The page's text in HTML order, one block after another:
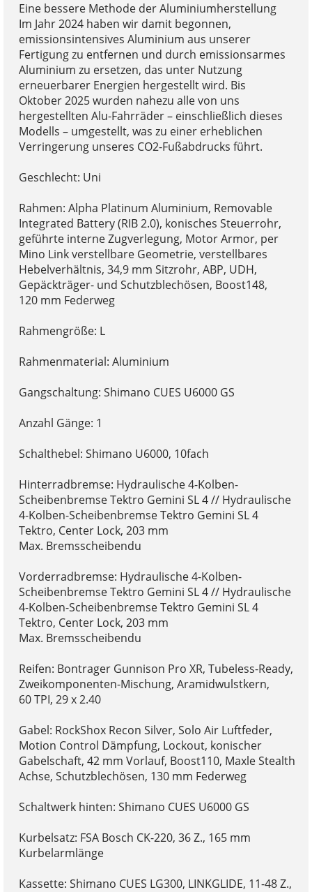
Eine bessere Methode der Aluminiumherstellung
Im Jahr 2024 haben wir damit begonnen,
emissionsintensives Aluminium aus unserer
Fertigung zu entfernen und durch emissionsarmes
Aluminium zu ersetzen, das unter Nutzung
erneuerbarer Energien hergestellt wird. Bis
Oktober 2025 wurden nahezu alle von uns
hergestellten Alu-Fahrräder – einschließlich dieses
Modells – umgestellt, was zu einer erheblichen
Verringerung unseres CO2-Fußabdrucks führt.
Geschlecht: Uni
Rahmen: Alpha Platinum Aluminium, Removable
Integrated Battery (RIB 2.0), konisches Steuerrohr,
geführte interne Zugverlegung, Motor Armor, per
Mino Link verstellbare Geometrie, verstellbares
Hebelverhältnis, 34,9 mm Sitzrohr, ABP, UDH,
Gepäckträger- und Schutzblechösen, Boost148,
120 mm Federweg
Rahmengröße: L
Rahmenmaterial: Aluminium
Gangschaltung: Shimano CUES U6000 GS
Anzahl Gänge: 1
Schalthebel: Shimano U6000, 10fach
Hinterradbremse: Hydraulische 4-Kolben-
Scheibenbremse Tektro Gemini SL 4 // Hydraulische
4-Kolben-Scheibenbremse Tektro Gemini SL 4
Tektro, Center Lock, 203 mm
Max. Bremsscheibendu
Vorderradbremse: Hydraulische 4-Kolben-
Scheibenbremse Tektro Gemini SL 4 // Hydraulische
4-Kolben-Scheibenbremse Tektro Gemini SL 4
Tektro, Center Lock, 203 mm
Max. Bremsscheibendu
Reifen: Bontrager Gunnison Pro XR, Tubeless-Ready,
Zweikomponenten-Mischung, Aramidwulstkern,
60 TPI, 29 x 2.40
Gabel: RockShox Recon Silver, Solo Air Luftfeder,
Motion Control Dämpfung, Lockout, konischer
Gabelschaft, 42 mm Vorlauf, Boost110, Maxle Stealth
Achse, Schutzblechösen, 130 mm Federweg
Schaltwerk hinten: Shimano CUES U6000 GS
Kurbelsatz: FSA Bosch CK-220, 36 Z., 165 mm
Kurbelarmlänge
Kassette: Shimano CUES LG300, LINKGLIDE, 11-48 Z.,